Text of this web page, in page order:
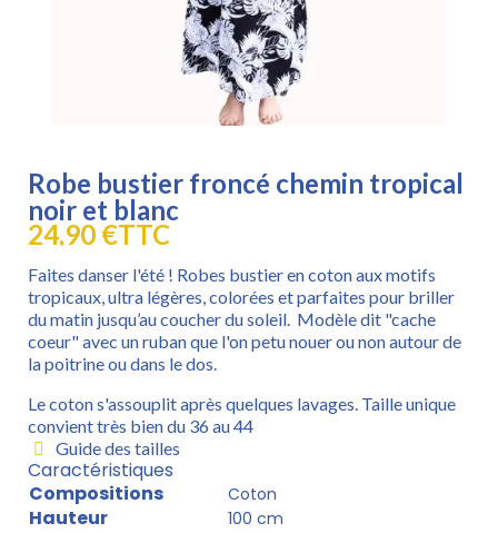
Robe bustier froncé chemin tropical
noir et blanc
24,90 €TTC
Faites danser l'été ! Robes bustier en coton aux motifs
tropicaux, ultra légères, colorées et parfaites pour briller
du matin jusqu’au coucher du soleil. Modèle dit "cache
coeur" avec un ruban que l'on petu nouer ou non autour de
la poitrine ou dans le dos.
Le coton s'assouplit après quelques lavages. Taille unique
convient très bien du 36 au 44
Guide des tailles
Caractéristiques
Compositions
Coton
Hauteur 100 cm